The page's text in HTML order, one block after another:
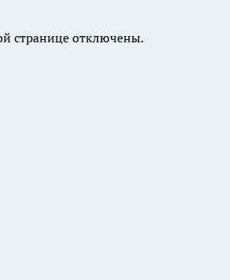
странице отключены.